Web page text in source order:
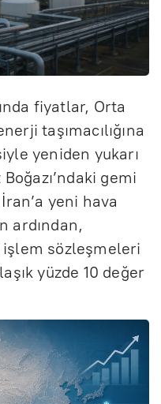
fiyatlar, Orta
taşımacılığına
yeniden yukarı
gemi
yeni hava
ardından,
sözleşmeleri
yüzde 10 değer